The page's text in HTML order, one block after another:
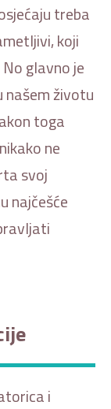
treba
koji
glavno je
našem životu
toga
ne
svoj
najčešće
i